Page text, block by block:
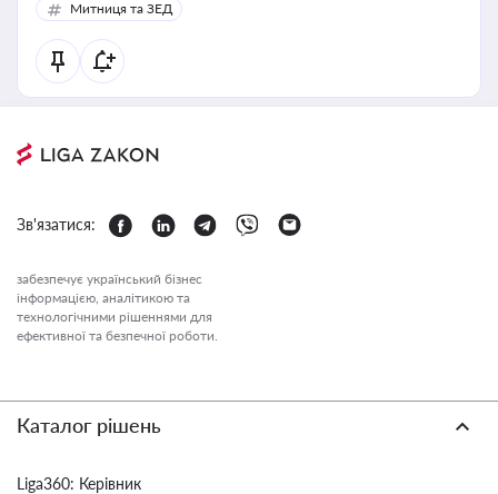
Митниця та ЗЕД
Зв'язатися:
забезпечує український бізнес
інформацією, аналітикою та
технологічними рішеннями для
ефективної та безпечної роботи.
Каталог рішень
Liga360: Керівник